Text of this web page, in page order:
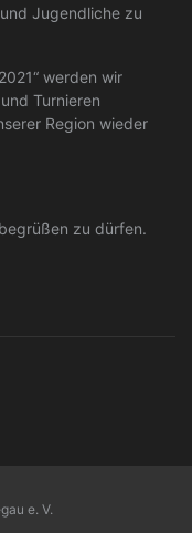
Jugendliche zu
werden wir
Turnieren
Region wieder
zu dürfen.
e. V.